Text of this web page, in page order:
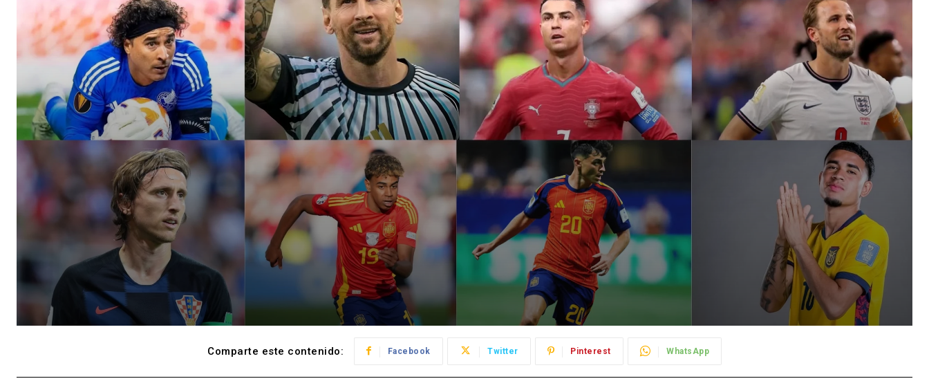
Comparte este contenido: Facebook Twitter Pinterest WhatsApp